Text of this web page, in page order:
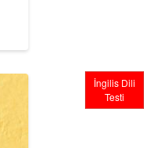
İngilis Dili
Testi